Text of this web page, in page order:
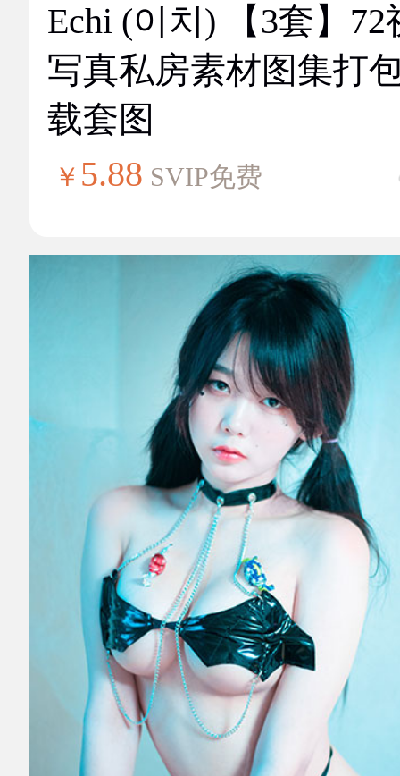
Echi (이치) 【3套】72
写真私房素材图集打
载套图
￥ 5.88 SVIP免费